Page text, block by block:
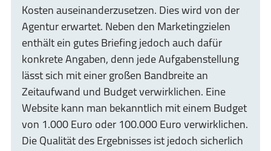
Kosten auseinanderzusetzen. Dies wird von der
Agentur erwartet. Neben den Marketingzielen
enthält ein gutes Briefing jedoch auch dafür
konkrete Angaben, denn jede Aufgabenstellung
lässt sich mit einer großen Bandbreite an
Zeitaufwand und Budget verwirklichen. Eine
Website kann man bekanntlich mit einem Budget
von 1.000 Euro oder 100.000 Euro verwirklichen.
Die Qualität des Ergebnisses ist jedoch sicherlich